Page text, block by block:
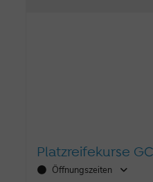
Platzreifekurse
Öffnungszeiten